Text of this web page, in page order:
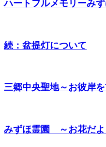
ハートフルメモリーみ
続：盆提灯について
三郷中央聖地～お彼岸
みずほ霊園 ～お花だよ